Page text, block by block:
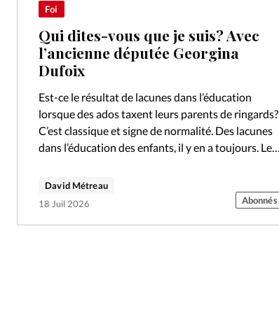
Foi
Qui dites-vous que je suis? Avec
l’ancienne députée Georgina
Dufoix
Est-ce le résultat de lacunes dans l’éducation
lorsque des ados taxent leurs parents de ringards?
C’est classique et signe de normalité. Des lacunes
dans l’éducation des enfants, il y en a toujours. Les
David Métreau
18 Juil 2026
Abonnés